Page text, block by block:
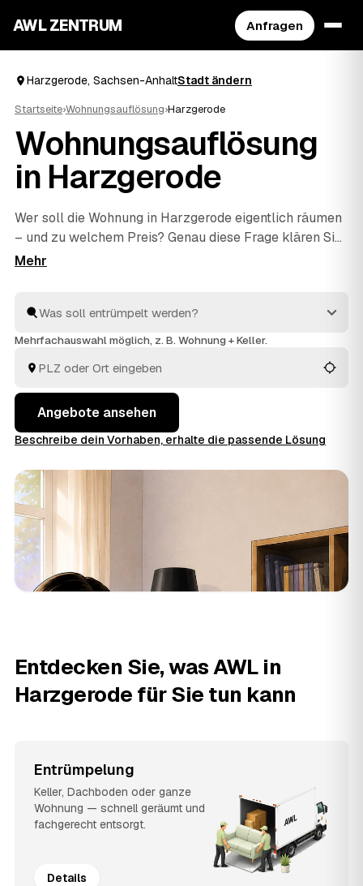
AWL ZENTRUM Anfragen
Harzgerode, Sachsen-AnhaltStadt ändern
Startseite›Wohnungsauflösung›Harzgerode
Wohnungsauflösung
in Harzgerode
Wer soll die Wohnung in Harzgerode eigentlich räumen
– und zu welchem Preis? Genau diese Frage klären Sie
mit AWL in einer einzigen Anfrage: Sie schildern den
Festpreis. Räumen, fachgerecht entsorgen und
besenrein an den Vermieter übergeben gehört bei allen
besten passt.
Mehrfachauswahl möglich, z. B. Wohnung + Keller.
Angebote ansehen
Beschreibe dein Vorhaben, erhalte die passende Lösung
Entdecken Sie, was AWL in
Harzgerode für Sie tun kann
Entrümpelung
Keller, Dachboden oder ganze
Wohnung — schnell geräumt und
fachgerecht entsorgt.
Details